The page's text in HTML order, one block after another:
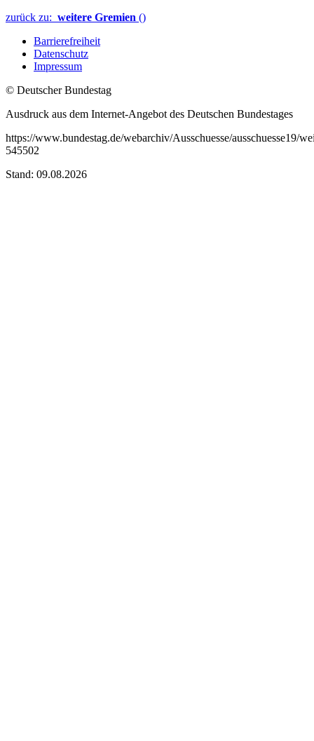
zurück zu: weitere Gremien ()
Barrierefreiheit
Datenschutz
Impressum
© Deutscher Bundestag
Ausdruck aus dem Internet-Angebot des Deutschen Bundestages
https://www.bundestag.de/webarchiv/Ausschuesse/ausschuesse19/
545502
Stand: 09.08.2026